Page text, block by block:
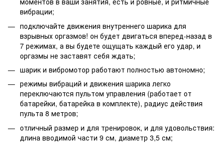
вибрации;
подключайте движения внутреннего шарика для
взрывных оргазмов! он будет двигаться вперед-назад в
7 режимах, а вы будете ощущать каждый его удар, и
оргазмы не заставят себя ждать;
шарик и вибромотор работают полностью автономно;
режимы вибраций и движения шарика легко
переключаются пультом управления (работает от
батарейки, батарейка в комплекте), радиус действия
пульта 8 метров;
отличный размер и для тренировок, и для удовольствия:
длина вводимой части 9 см, диаметр 3,5 см;